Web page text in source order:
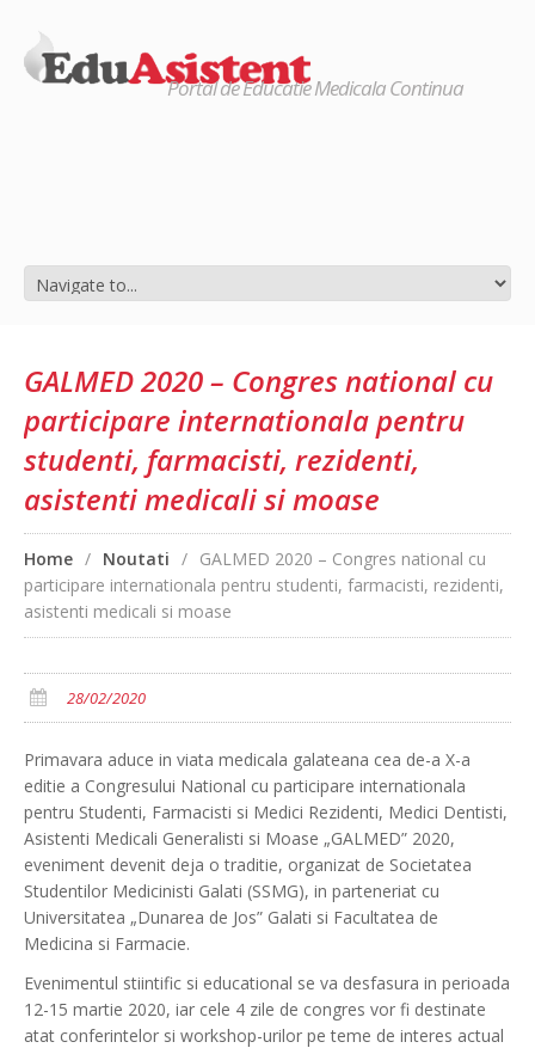
Portal de Educatie Medicala Continua
GALMED 2020 – Congres national cu
participare internationala pentru
studenti, farmacisti, rezidenti,
asistenti medicali si moase
Home / Noutati / GALMED 2020 – Congres national cu
participare internationala pentru studenti, farmacisti, rezidenti,
asistenti medicali si moase
28/02/2020
Primavara aduce in viata medicala galateana cea de-a X-a
editie a Congresului National cu participare internationala
pentru Studenti, Farmacisti si Medici Rezidenti, Medici Dentisti,
Asistenti Medicali Generalisti si Moase „GALMED” 2020,
eveniment devenit deja o traditie, organizat de Societatea
Studentilor Medicinisti Galati (SSMG), in parteneriat cu
Universitatea „Dunarea de Jos” Galati si Facultatea de
Medicina si Farmacie.
Evenimentul stiintific si educational se va desfasura in perioada
12-15 martie 2020, iar cele 4 zile de congres vor fi destinate
atat conferintelor si workshop-urilor pe teme de interes actual